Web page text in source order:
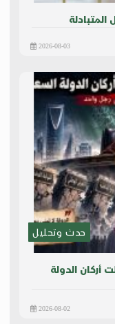
2026-08-03
حدث وتحليل
أُسقطت أركان الدولة
2026-08-02